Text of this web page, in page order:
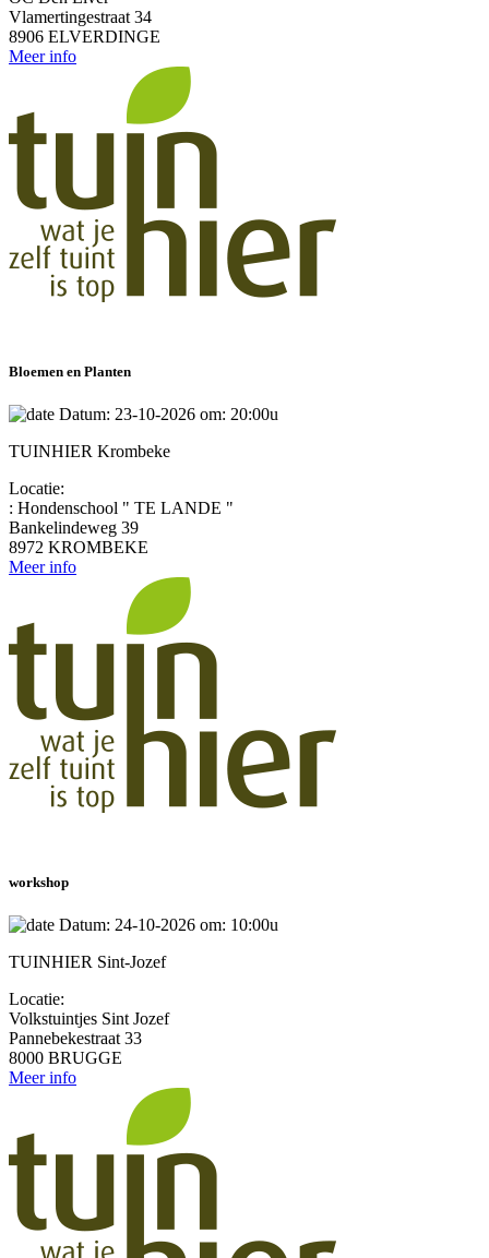
Vlamertingestraat 34
8906 ELVERDINGE
Meer info
Bloemen en Planten
Datum: 23-10-2026 om: 20:00u
TUINHIER Krombeke
Locatie:
: Hondenschool " TE LANDE "
Bankelindeweg 39
8972 KROMBEKE
Meer info
workshop
Datum: 24-10-2026 om: 10:00u
TUINHIER Sint-Jozef
Locatie:
Volkstuintjes Sint Jozef
Pannebekestraat 33
8000 BRUGGE
Meer info